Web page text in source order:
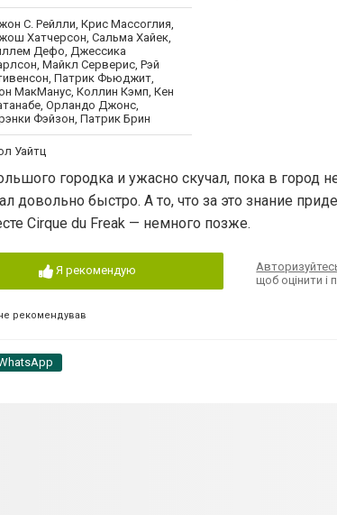
С. Рейлли, Крис Массоглия,
Хатчерсон, Сальма Хайек,
Дефо, Джессика
Майкл Серверис, Рэй
Патрик Фьюджит,
МакМанус, Коллин Кэмп, Кен
Орландо Джонс,
Фэйзон, Патрик Брин
Уайтц
городка и ужасно скучал, пока в город
быстро. А то, что за это знание
Cirque du Freak — немного позже.
Я рекомендую
рекомендував
щоб оцінити і